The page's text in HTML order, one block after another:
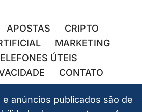
APOSTAS
CRIPTO
MARKETING
ÚTEIS
CONTATO
anúncios publicados são de